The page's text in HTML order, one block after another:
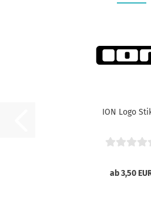
ION Logo
ab 3,50